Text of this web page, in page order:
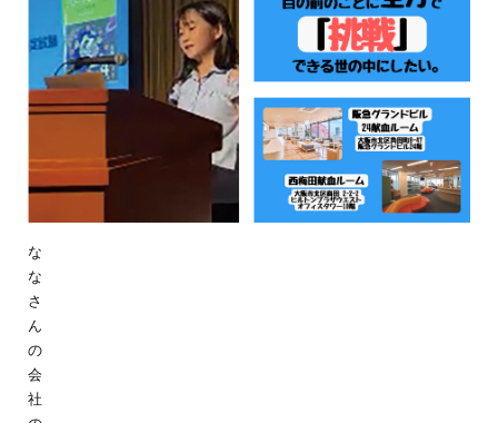
な
な
さ
ん
の
会
社